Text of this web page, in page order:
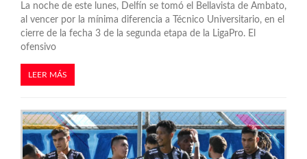
a
s
La noche de este lunes, Delfín se tomó el Bellavista de Ambato,
al vencer por la mínima diferencia a Técnico Universitario, en el
cierre de la fecha 3 de la segunda etapa de la LigaPro. El
ofensivo
LEER MÁS